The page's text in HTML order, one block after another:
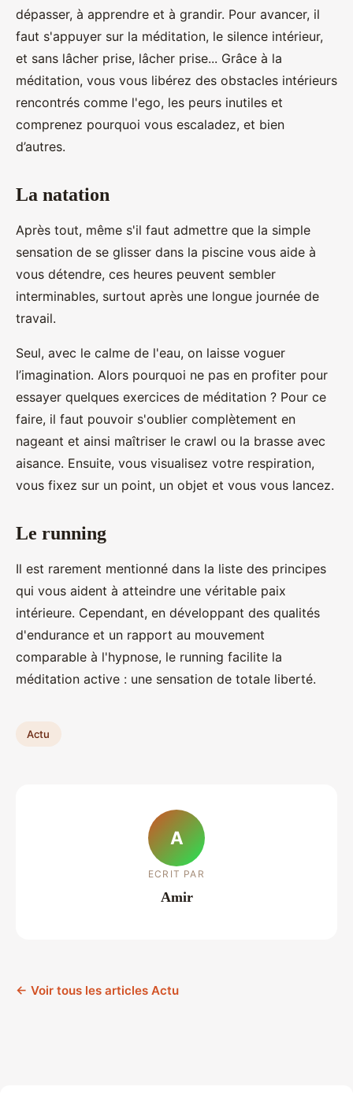
dépasser, à apprendre et à grandir. Pour avancer, il
faut s'appuyer sur la méditation, le silence intérieur,
et sans lâcher prise, lâcher prise... Grâce à la
méditation, vous vous libérez des obstacles intérieurs
rencontrés comme l'ego, les peurs inutiles et
comprenez pourquoi vous escaladez, et bien
d’autres.
La natation
Après tout, même s'il faut admettre que la simple
sensation de se glisser dans la piscine vous aide à
vous détendre, ces heures peuvent sembler
interminables, surtout après une longue journée de
travail.
Seul, avec le calme de l'eau, on laisse voguer
l’imagination. Alors pourquoi ne pas en profiter pour
essayer quelques exercices de méditation ? Pour ce
faire, il faut pouvoir s'oublier complètement en
nageant et ainsi maîtriser le crawl ou la brasse avec
aisance. Ensuite, vous visualisez votre respiration,
vous fixez sur un point, un objet et vous vous lancez.
Le running
Il est rarement mentionné dans la liste des principes
qui vous aident à atteindre une véritable paix
intérieure. Cependant, en développant des qualités
d'endurance et un rapport au mouvement
comparable à l'hypnose, le running facilite la
méditation active : une sensation de totale liberté.
Actu
A
ECRIT PAR
Amir
← Voir tous les articles Actu